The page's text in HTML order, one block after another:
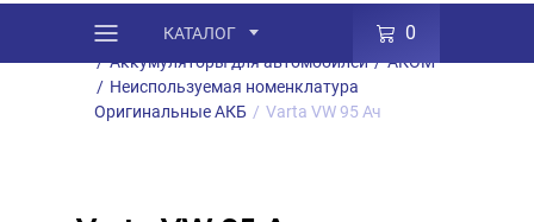
КАТАЛОГ 0
Каталог / Товары
Аккумуляторы
/ Аккумуляторы для автомобилей / АКОМ
/ Неиспользуемая номенклатура
Оригинальные АКБ / Varta VW 95 Ач